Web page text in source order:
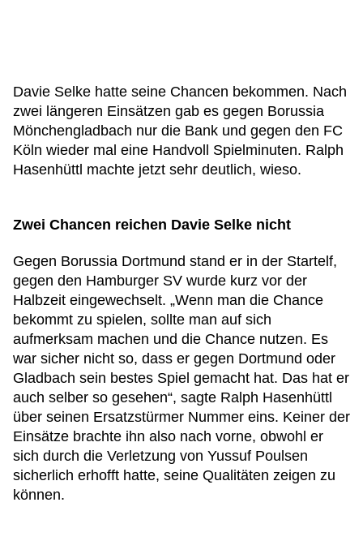
Davie Selke hatte seine Chancen bekommen. Nach
zwei längeren Einsätzen gab es gegen Borussia
Mönchengladbach nur die Bank und gegen den FC
Köln wieder mal eine Handvoll Spielminuten. Ralph
Hasenhüttl machte jetzt sehr deutlich, wieso.
Zwei Chancen reichen Davie Selke nicht
Gegen Borussia Dortmund stand er in der Startelf,
gegen den Hamburger SV wurde kurz vor der
Halbzeit eingewechselt. „Wenn man die Chance
bekommt zu spielen, sollte man auf sich
aufmerksam machen und die Chance nutzen. Es
war sicher nicht so, dass er gegen Dortmund oder
Gladbach sein bestes Spiel gemacht hat. Das hat er
auch selber so gesehen“, sagte Ralph Hasenhüttl
über seinen Ersatzstürmer Nummer eins. Keiner der
Einsätze brachte ihn also nach vorne, obwohl er
sich durch die Verletzung von Yussuf Poulsen
sicherlich erhofft hatte, seine Qualitäten zeigen zu
können.